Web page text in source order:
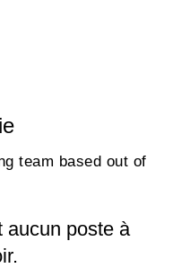
team based out of
aucun poste à